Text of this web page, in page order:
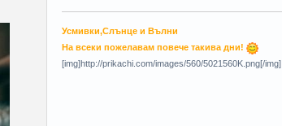
Усмивки,Слънце и Вълни
На всеки пожелавам повече такива дни!
[img]http://prikachi.com/images/560/5021560K.png[/img]